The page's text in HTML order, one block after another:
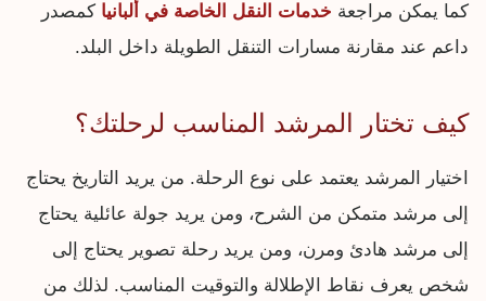
كما يمكن مراجعة خدمات النقل الخاصة في ألبانيا كمصدر
داعم عند مقارنة مسارات التنقل الطويلة داخل البلد.
كيف تختار المرشد المناسب لرحلتك؟
اختيار المرشد يعتمد على نوع الرحلة. من يريد التاريخ يحتاج
إلى مرشد متمكن من الشرح، ومن يريد جولة عائلية يحتاج
إلى مرشد هادئ ومرن، ومن يريد رحلة تصوير يحتاج إلى
شخص يعرف نقاط الإطلالة والتوقيت المناسب. لذلك من